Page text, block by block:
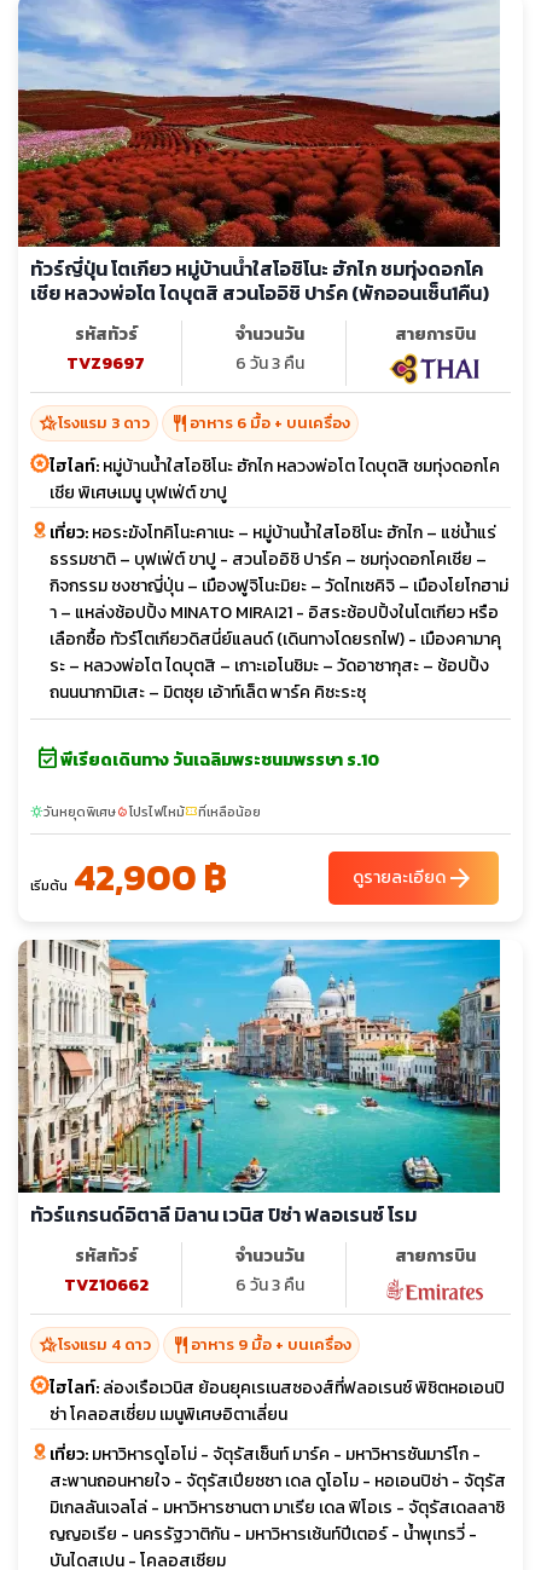
ทัวร์ญี่ปุ่น โตเกียว หมู่บ้านน้ำใสโอชิโนะ ฮักไก ชมทุ่งดอกโค
เชีย หลวงพ่อโต ไดบุตสิ สวนโออิชิ ปาร์ค (พักออนเซ็น1คืน)
รหัสทัวร์
TVZ9697
จำนวนวัน
6 วัน 3 คืน
สายการบิน
hotel_classโรงแรม 3 ดาว restaurant อาหาร 6 มื้อ + บนเครื่อง
ไฮไลท์:หมู่บ้านน้ำใสโอชิโนะ ฮักไก หลวงพ่อโต ไดบุตสิ ชมทุ่งดอกโค
เชีย พิเศษเมนู บุฟเฟ่ต์ ขาปู
เที่ยว:หอระฆังโทคิโนะคาเนะ – หมู่บ้านน้ำใสโอชิโนะ ฮักไก – แช่น้ำแร่
ธรรมชาติ – บุฟเฟ่ต์ ขาปู - สวนโออิชิ ปาร์ค – ชมทุ่งดอกโคเชีย –
กิจกรรม ชงชาญี่ปุ่น – เมืองฟูจิโนะมิยะ – วัดไทเซคิจิ – เมืองโยโกฮาม่
า – แหล่งช้อปปิ้ง MINATO MIRAI21 - อิสระช้อปปิ้งในโตเกียว หรือ
เลือกซื้อ ทัวร์โตเกียวดิสนี่ย์แลนด์ (เดินทางโดยรถไฟ) - เมืองคามาคุ
ระ – หลวงพ่อโต ไดบุตสิ – เกาะเอโนชิมะ – วัดอาซากุสะ – ช้อปปิ้ง
ถนนนากามิเสะ – มิตซุย เอ้าท์เล็ต พาร์ค คิซะระซุ
event_availableพีเรียดเดินทาง วันเฉลิมพระชนมพรรษา ร.10
sunnyวันหยุดพิเศษlocal_fire_departmentโปรไฟไหม้confirmation_numberที่เหลือน้อย
เริ่มต้น 42,900 ฿ ดูรายละเอียดarrow_forward
ทัวร์แกรนด์อิตาลี มิลาน เวนิส ปิซ่า ฟลอเรนซ์ โรม
รหัสทัวร์
TVZ10662
จำนวนวัน
6 วัน 3 คืน
สายการบิน
hotel_classโรงแรม 4 ดาว restaurant อาหาร 9 มื้อ + บนเครื่อง
ไฮไลท์:ล่องเรือเวนิส ย้อนยุคเรเนสซองส์ที่ฟลอเรนซ์ พิชิตหอเอนปิ
ซ่า โคลอสเซี่ยม เมนูพิเศษอิตาเลี่ยน
เที่ยว:มหาวิหารดูโอโม่ - จัตุรัสเซ็นท์ มาร์ค - มหาวิหารซันมาร์โก -
สะพานถอนหายใจ - จัตุรัสเปียซซา เดล ดูโอโม - หอเอนปิซ่า - จัตุรัส
มิเกลลันเจลโล่ - มหาวิหารซานตา มาเรีย เดล ฟิโอเร - จัตุรัสเดลลาซิ
ญญอเรีย - นครรัฐวาติกัน - มหาวิหารเซ้นท์ปีเตอร์ - น้ำพุเทรวี่ -
บันไดสเปน - โคลอสเซียม